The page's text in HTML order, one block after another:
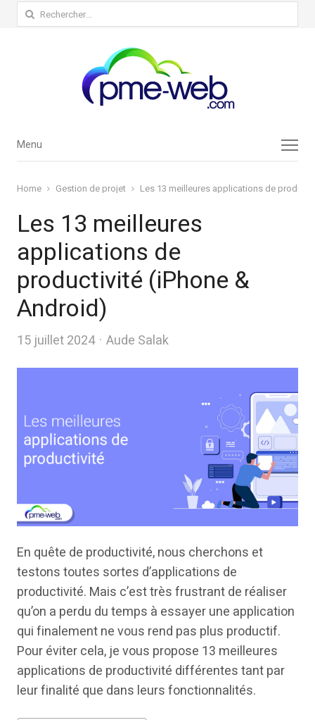
Rechercher :
Menu
Menu
Home Gestion de projet Les 13 meilleures applications de
Les 13 meilleures
applications de
productivité (iPhone &
Android)
15 juillet 2024 Author
Aude Salak
En quête de productivité, nous cherchons et
testons toutes sortes d’applications de
productivité. Mais c’est très frustrant de réaliser
qu’on a perdu du temps à essayer une application
qui finalement ne vous rend pas plus productif.
Pour éviter cela, je vous propose 13 meilleures
applications de productivité différentes tant par
leur finalité que dans leurs fonctionnalités.